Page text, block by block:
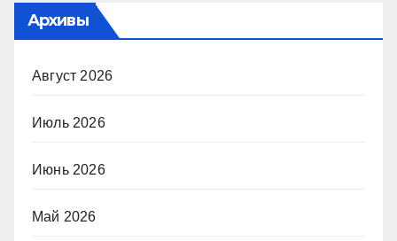
Архивы
Август 2026
Июль 2026
Июнь 2026
Май 2026